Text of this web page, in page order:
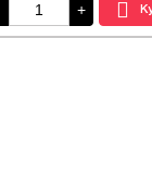
+